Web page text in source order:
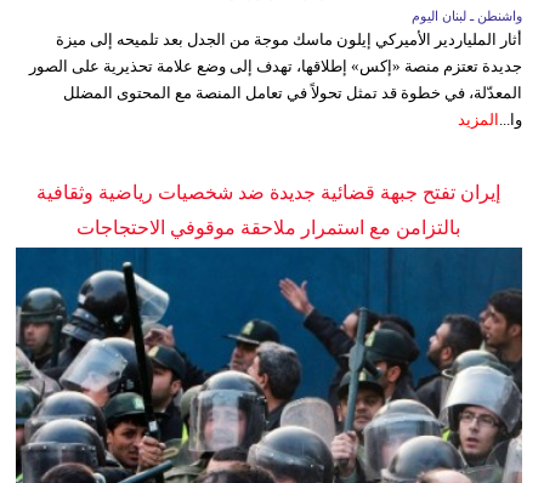
واشنطن ـ لبنان اليوم
أثار الملياردير الأميركي إيلون ماسك موجة من الجدل بعد تلميحه إلى ميزة
جديدة تعتزم منصة «إكس» إطلاقها، تهدف إلى وضع علامة تحذيرية على الصور
المعدّلة، في خطوة قد تمثل تحولاً في تعامل المنصة مع المحتوى المضلل
وا...
المزيد
إيران تفتح جبهة قضائية جديدة ضد شخصيات رياضية وثقافية
بالتزامن مع استمرار ملاحقة موقوفي الاحتجاجات